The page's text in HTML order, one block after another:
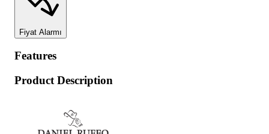
Fiyat Alarmı
Features
Product Description